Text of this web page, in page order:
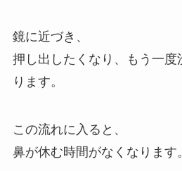
鏡に近づき、
押し出したくなり、もう一度
ります。
この流れに入ると、
鼻が休む時間がなくなります。